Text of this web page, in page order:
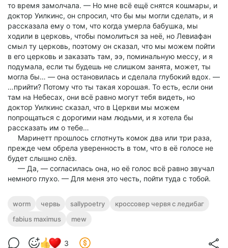
то время замолчала. — Но мне всё ещё снятся кошмары, и
доктор Уилкинс, он спросил, что бы мы могли сделать, и я
рассказала ему о том, что когда умерла бабушка, мы
ходили в церковь, чтобы помолиться за неё, но Левиафан
смыл ту церковь, поэтому он сказал, что мы можем пойти
в его церковь и заказать там, ээ, поминальную мессу, и я
подумала, если ты будешь не слишком занята, может, ты
могла бы… — она остановилась и сделала глубокий вдох. —
…прийти? Потому что ты такая хорошая. То есть, если они
там на Небесах, они всё равно могут тебя видеть, но
доктор Уилкинс сказал, что в Церкви мы можем
попрощаться с дорогими нам людьми, и я хотела бы
рассказать им о тебе…
Маринетт прошлось сглотнуть комок два или три раза,
прежде чем обрела уверенность в том, что в её голосе не
будет слышно слёз.
— Да, — согласилась она, но её голос всё равно звучал
немного глухо. — Для меня это честь, пойти туда с тобой.
worm червь sallypoetry
кроссовер червя с ледибаг
fabius maximus
mew
3